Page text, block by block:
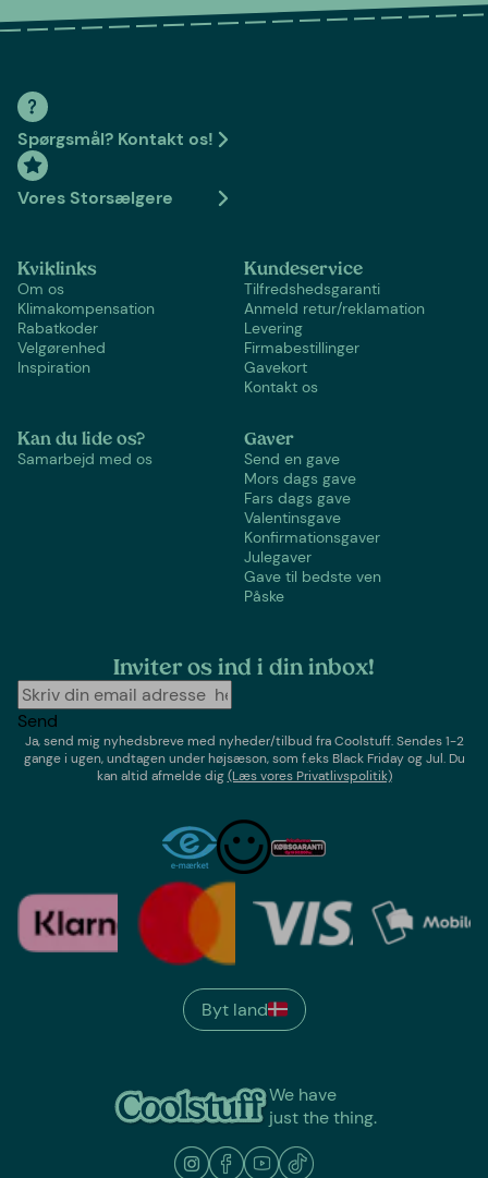
Spørgsmål? Kontakt os!
Vores Storsælgere
Kviklinks
Om os
Klimakompensation
Rabatkoder
Velgørenhed
Inspiration
Kundeservice
Tilfredshedsgaranti
Anmeld retur/reklamation
Levering
Firmabestillinger
Gavekort
Kontakt os
Kan du lide os?
Samarbejd med os
Gaver
Send en gave
Mors dags gave
Fars dags gave
Valentinsgave
Konfirmationsgaver
Julegaver
Gave til bedste ven
Påske
Inviter os ind i din inbox!
Send
Ja, send mig nyhedsbreve med nyheder/tilbud fraCoolstuff. Sendes 1-2
gange i ugen,undtagen under højsæson, som f.eks Black Friday og Jul. Du
kan altid afmelde dig(Læs vores Privatlivspolitik)
We have
just the thing.
Byt land